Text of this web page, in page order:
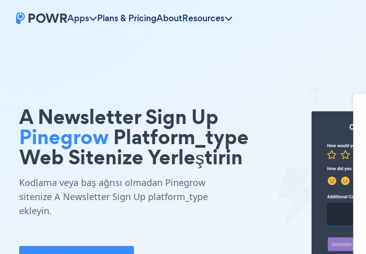
Apps Plans & PricingAboutResources
A Newsletter Sign Up
Pinegrow Platform_type
Web Sitenize Yerleştirin
Kodlama veya baş ağrısı olmadan Pinegrow
sitenize A Newsletter Sign Up platform_type
ekleyin.